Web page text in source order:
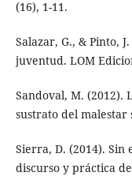
(16), 1-11.
Salazar, G., & Pinto,
juventud. LOM
Sandoval, M. (2012).
sustrato del malestar
Sierra, D. (2014). Sin
discurso y práctica